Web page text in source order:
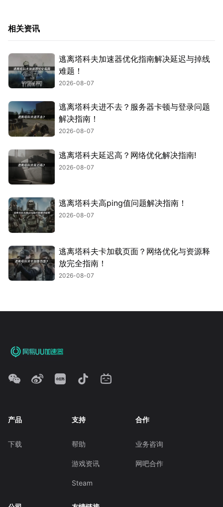
相关资讯
逃离塔科夫加速器优化指南解决延迟与掉线
难题！
2026-08-07
逃离塔科夫进不去？服务器卡顿与登录问题
解决指南！
2026-08-07
逃离塔科夫延迟高？网络优化解决指南!
2026-08-07
逃离塔科夫高ping值问题解决指南！
2026-08-07
逃离塔科夫卡加载页面？网络优化与资源释
放完全指南！
2026-08-07
产品
下载
支持
帮助
游戏资讯
Steam
合作
业务咨询
网吧合作